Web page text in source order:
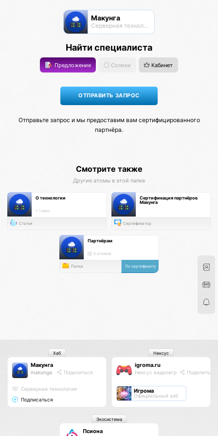
Макунга
Серверная технология
Найти специалиста
Предложение Солики Кабинет
Отправьте запрос и мы предоставим вам сертифицированного
партнёра.
Смотрите также
Другие атомы в этой папке
О технологии
< 1 мин.
Статья
Сертификация партнёров
Макунга
Сертификатор
Партнёрам
0 атомов
Папка По сертификату
Макунга
makunga Поделиться
Серверная технология
Подписаться
Хаб
igroma.ru
Нексус видеоигр Поделиться
Игрома
Официальный хаб
Нексус
Псиона
Экосистема